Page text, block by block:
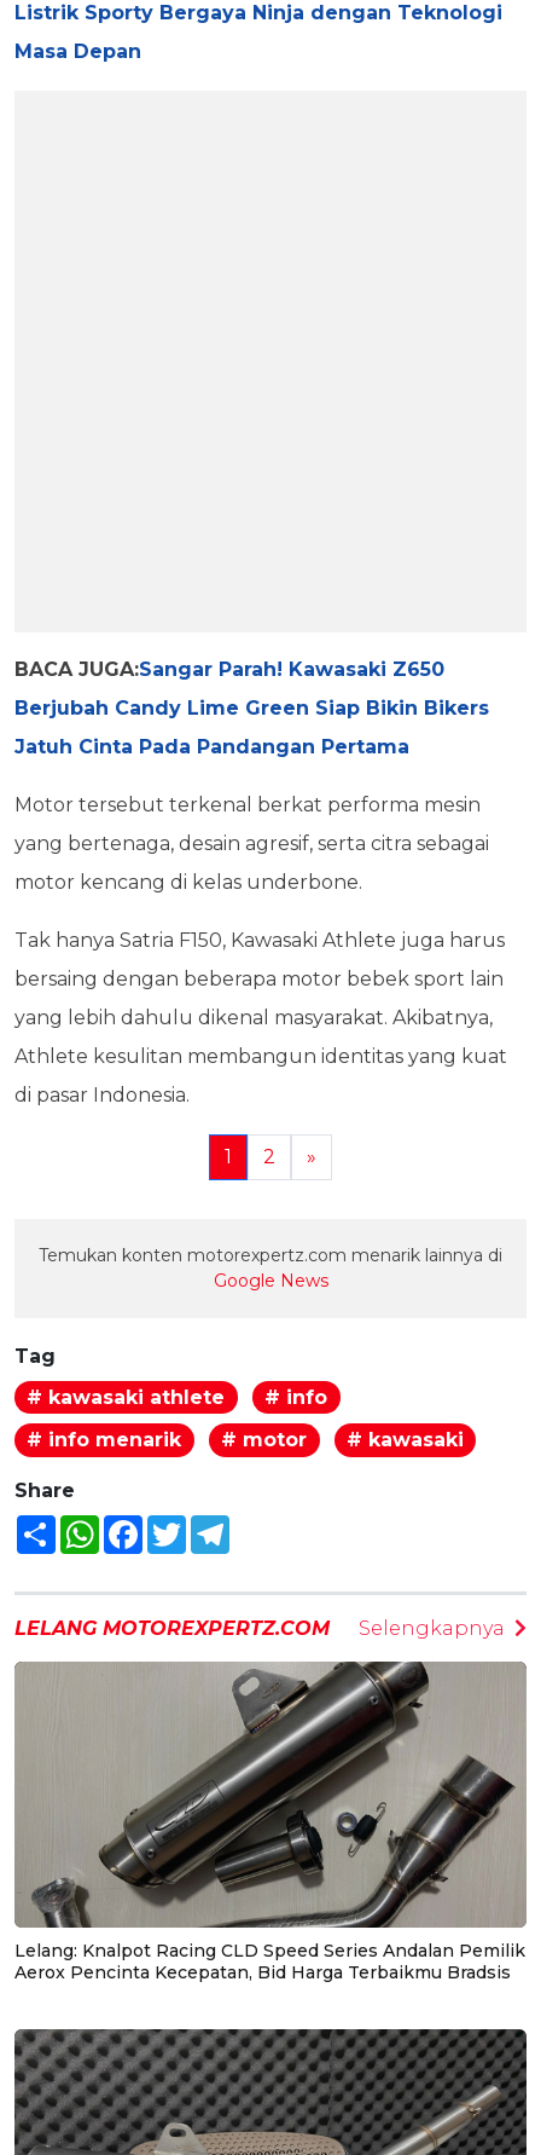
Listrik Sporty Bergaya Ninja dengan Teknologi
Masa Depan
BACA JUGA:Sangar Parah! Kawasaki Z650
Berjubah Candy Lime Green Siap Bikin Bikers
Jatuh Cinta Pada Pandangan Pertama
Motor tersebut terkenal berkat performa mesin
yang bertenaga, desain agresif, serta citra sebagai
motor kencang di kelas underbone.
Tak hanya Satria F150, Kawasaki Athlete juga harus
bersaing dengan beberapa motor bebek sport lain
yang lebih dahulu dikenal masyarakat. Akibatnya,
Athlete kesulitan membangun identitas yang kuat
di pasar Indonesia.
1 2 »
Temukan konten motorexpertz.com menarik lainnya di
Google News
Tag
# kawasaki athlete
# info
# info menarik
# motor # kawasaki
Share
Share WhatsAppFacebook
Twitter
LELANG MOTOREXPERTZ.COM Selengkapnya
Lelang: Knalpot Racing CLD Speed Series Andalan Pemilik
Aerox Pencinta Kecepatan, Bid Harga Terbaikmu Bradsis